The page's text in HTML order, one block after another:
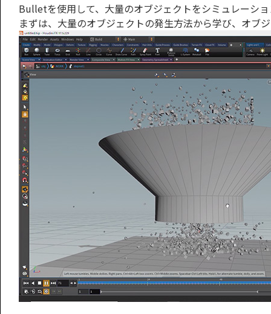
Bulletを使用して、大量のオブジェクトをシミュレーシ
まずは、大量のオブジェクトの発生方法から学び、オブ